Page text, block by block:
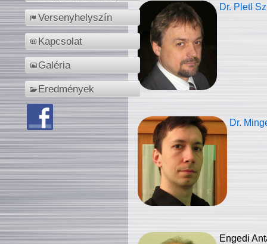
Versenyhelyszín
Kapcsolat
Galéria
Eredmények
Dr. Pletl
Dr.
Engedi